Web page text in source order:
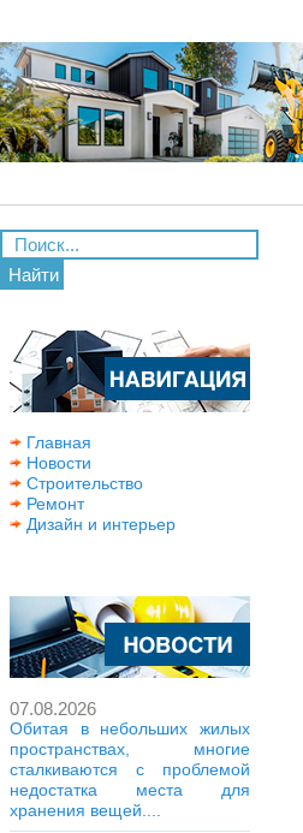
Найти
Главная
Новости
Строительство
Ремонт
Дизайн и интерьер
07.08.2026
Обитая в небольших жилых
пространствах, многие
сталкиваются с проблемой
недостатка места для
хранения вещей....